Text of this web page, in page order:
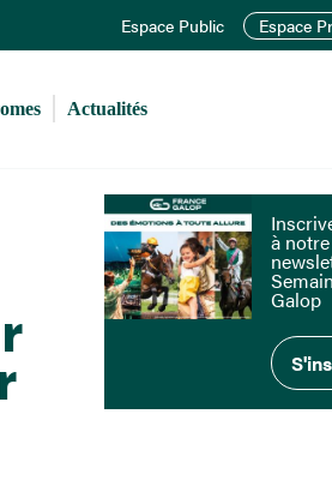
Espace Public Espace
Actualités
à notre
Galop